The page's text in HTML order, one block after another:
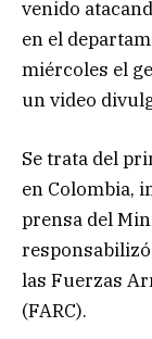
venido
en el
miércoles el
un video
Se trata del
en Colombia,
prensa del
las Fuerzas
(FARC).